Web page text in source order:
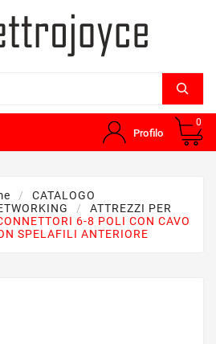
Profilo
0
CATALOGO
ATTREZZI PER
6-8 POLI CON CAVO
SPELAFILI ANTERIORE